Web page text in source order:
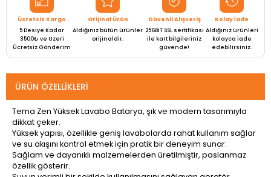
Ücretsiz Kargo
5 Desiye Kadar
3500₺ ve Üzeri
Ücretsiz Gönderim
Orijinal Ürün
Aldığınız bütün ürünler
orijinaldir.
Güvenli Alışveriş
256BIT SSL sertifikası
ile kart bilgileriniz
güvende!
Kolay İade
Aldığınız ürünleri
kolayca iade
edebilirsiniz.
ÜRÜN ÖZELLIKLERI
Tema Zen Yüksek Lavabo Batarya, şık ve modern tasarımıyla
dikkat çeker.
Yüksek yapısı, özellikle geniş lavabolarda rahat kullanım sağlar
ve su akışını kontrol etmek için pratik bir deneyim sunar.
Sağlam ve dayanıklı malzemelerden üretilmiştir, paslanmaz
özellik gösterir.